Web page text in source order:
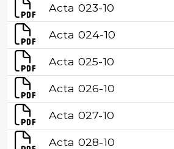
Acta 023-10
Acta 024-10
Acta 025-10
Acta 026-10
Acta 027-10
Acta 028-10